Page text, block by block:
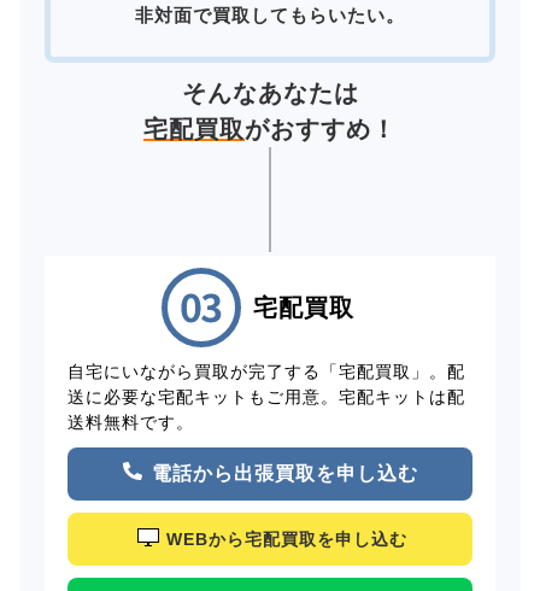
非対面で買取してもらいたい。
そんなあなたは
宅配買取がおすすめ！
宅配買取
自宅にいながら買取が完了する「宅配買取」。配
送に必要な宅配キットもご用意。宅配キットは配
送料無料です。
電話から出張買取を申し込む
WEBから宅配買取を申し込む